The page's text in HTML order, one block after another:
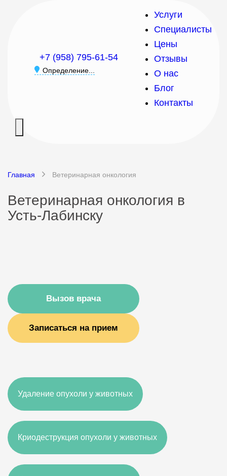
Услуги
Специалисты
Цены
Отзывы
О нас
Блог
Контакты
+7 (958) 795-61-54
Определение...
Главная Ветеринарная онкология
Ветеринарная онкология в
Усть-Лабинску
Вызов врача
Записаться на прием
Удаление опухоли у животных
Криодеструкция опухоли у животных